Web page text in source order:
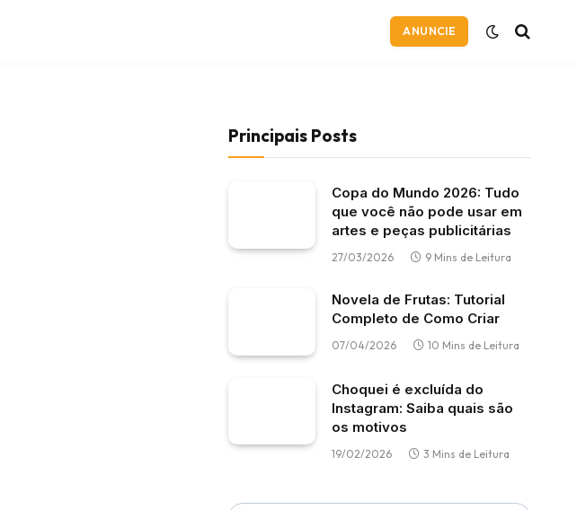
ANUNCIE
Principais Posts
Copa do Mundo 2026: Tudo
que você não pode usar em
artes e peças publicitárias
27/03/2026 9 Mins de Leitura
Novela de Frutas: Tutorial
Completo de Como Criar
07/04/2026 10 Mins de Leitura
Choquei é excluída do
Instagram: Saiba quais são
os motivos
19/02/2026 3 Mins de Leitura